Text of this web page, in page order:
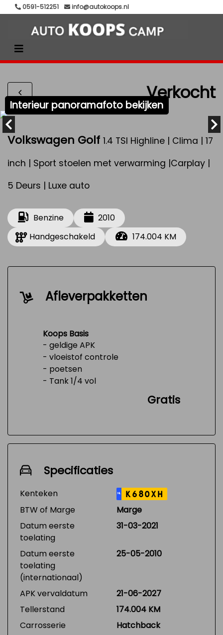
0591-512251 info@autokoops.nl
Verkocht
Interieur panoramafoto bekijken
Volkswagen Golf 1.4 TSI Highline | Clima | 17
inch | Sport stoelen met verwarming |Carplay |
5 Deurs | Luxe auto
Benzine
2010
Handgeschakeld
174.004 KM
Afleverpakketten
Koops Basis
- geldige APK
- vloeistof controle
- poetsen
- Tank 1/4 vol
Gratis
Specificaties
Kenteken NL K680XH
BTW of Marge
Marge
Datum eerste
toelating
31-03-2021
Datum eerste
toelating
(internationaal)
25-05-2010
APK vervaldatum
21-06-2027
Tellerstand
174.004 KM
Carrosserie
Hatchback